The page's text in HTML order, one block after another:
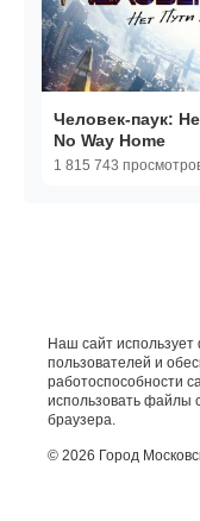
Человек-паук:
No Way Home
1 815 743
Наш сайт
пользователей и
работоспособности
использовать файлы
браузера.
© 2026 Город